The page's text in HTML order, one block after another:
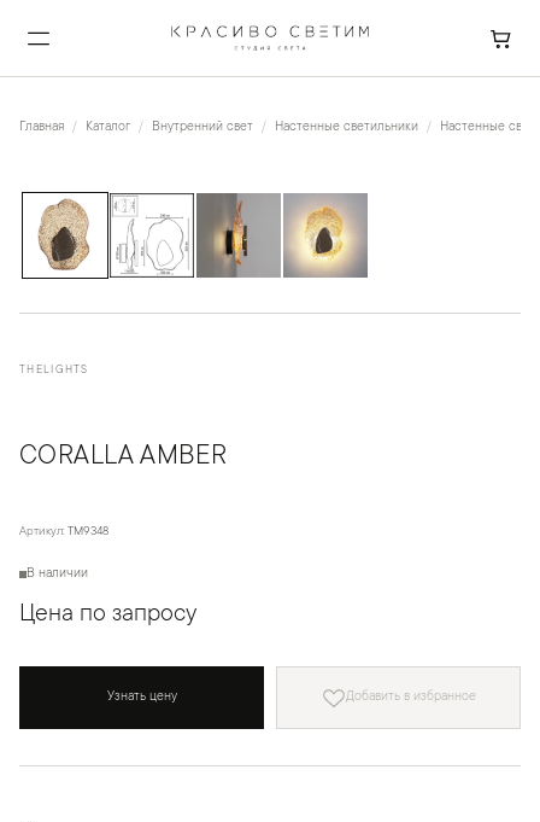
Главная Каталог Внутренний свет Настенные светильники Настенные
THELIGHTS
CORALLA AMBER
Артикул: TM9348
В наличии
Цена по запросу
Узнать цену Добавить в избранное